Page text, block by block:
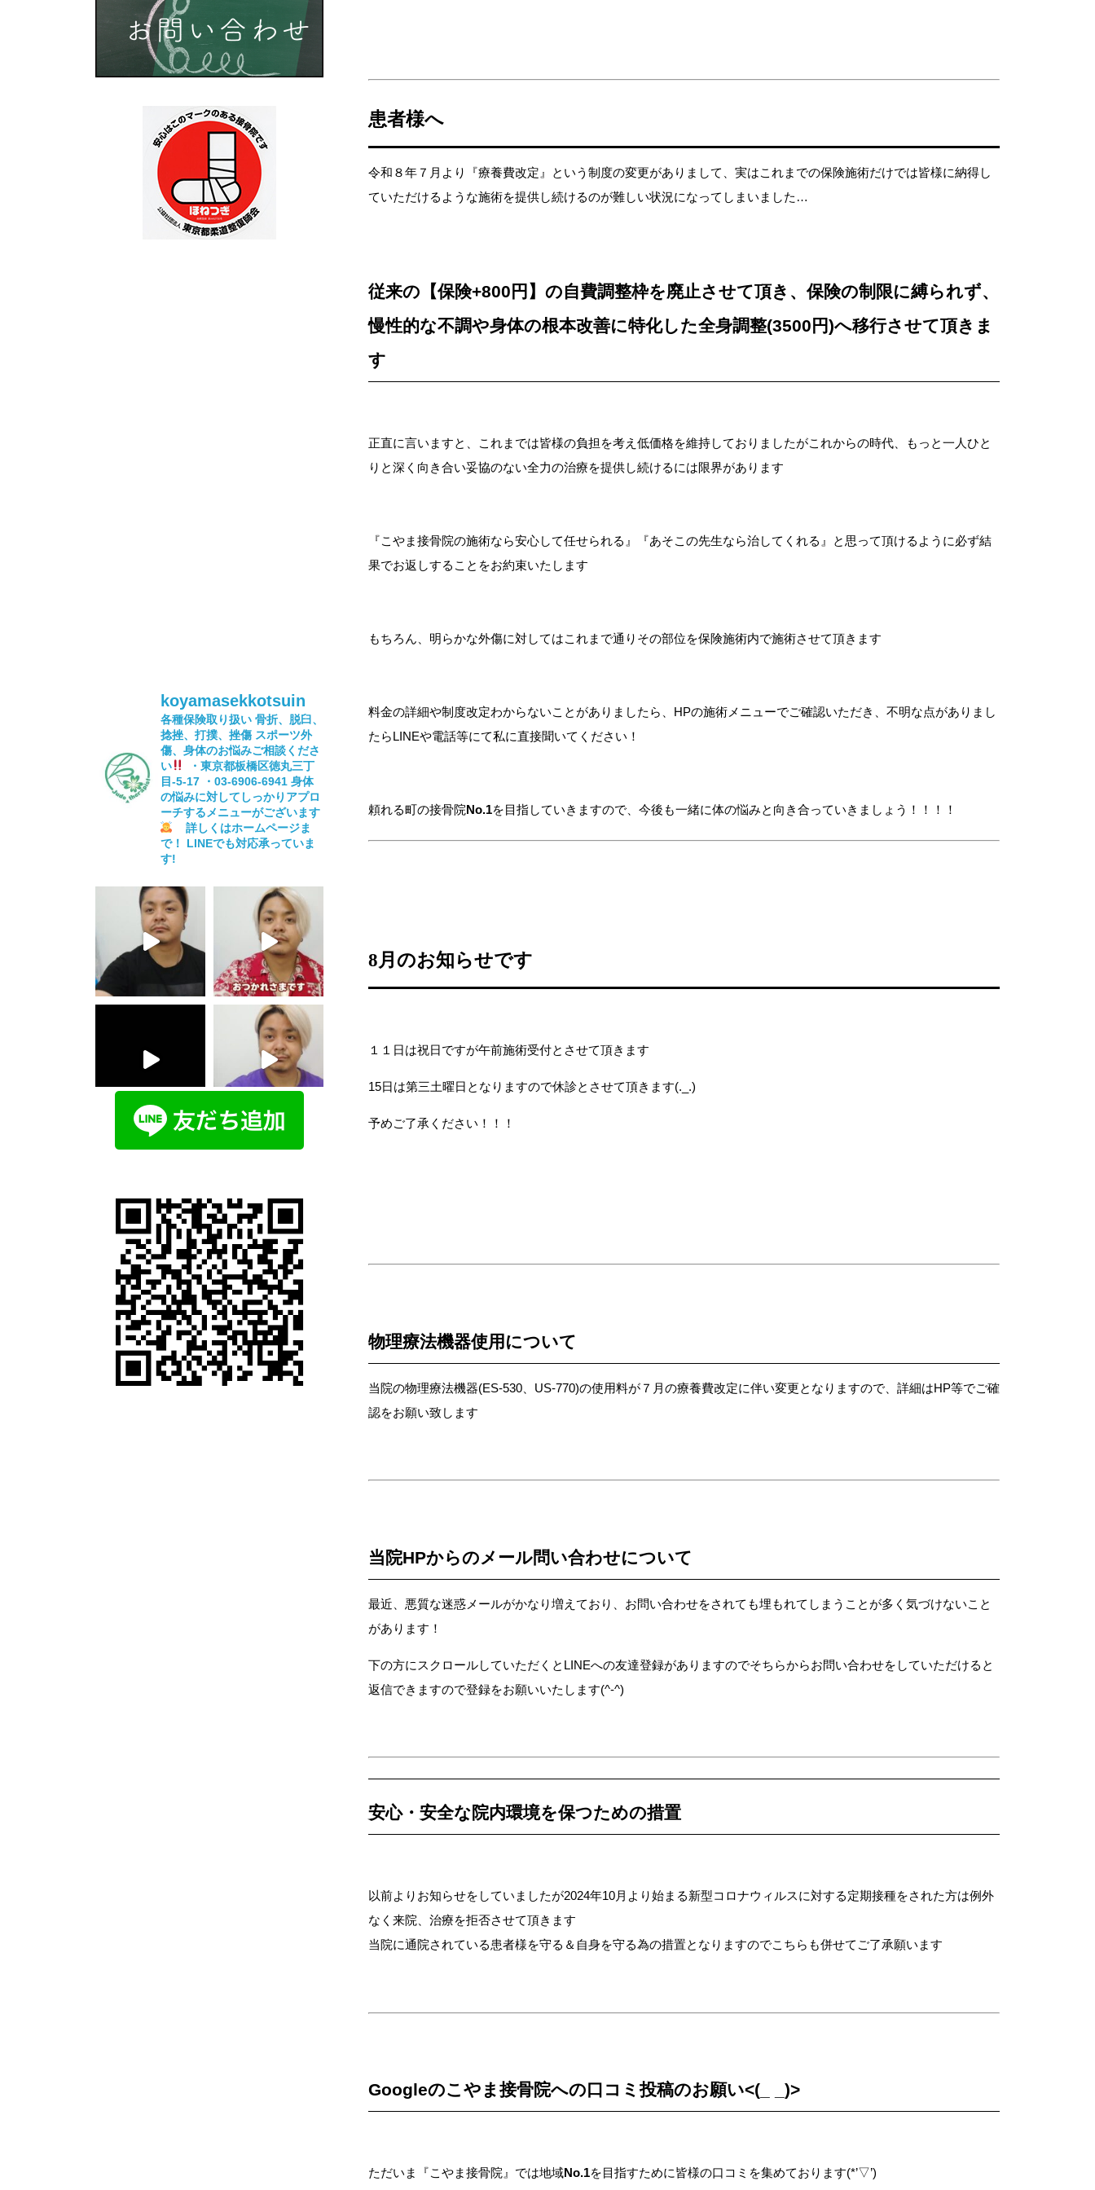
患者様へ
令和８年７月より『療養費改定』という制度の変更がありまして、実はこれまでの保険施術だけでは皆様に納得し
ていただけるような施術を提供し続けるのが難しい状況になってしまいました…
従来の【保険+800円】の自費調整枠を廃止させて頂き、保険の制限に縛られず、
慢性的な不調や身体の根本改善に特化した全身調整(3500円)へ移行させて頂きま
す
正直に言いますと、これまでは皆様の負担を考え低価格を維持しておりましたがこれからの時代、もっと一人ひと
りと深く向き合い妥協のない全力の治療を提供し続けるには限界があります
『こやま接骨院の施術なら安心して任せられる』『あそこの先生なら治してくれる』と思って頂けるように必ず結
果でお返しすることをお約束いたします
もちろん、明らかな外傷に対してはこれまで通りその部位を保険施術内で施術させて頂きます
料金の詳細や制度改定わからないことがありましたら、HPの施術メニューでご確認いただき、不明な点がありまし
たらLINEや電話等にて私に直接聞いてください！
頼れる町の接骨院No.1を目指していきますので、今後も一緒に体の悩みと向き合っていきましょう！！！！
8月のお知らせです
１１日は祝日ですが午前施術受付とさせて頂きます
15日は第三土曜日となりますので休診とさせて頂きます(._.)
予めご了承ください！！！
物理療法機器使用について
当院の物理療法機器(ES-530、US-770)の使用料が７月の療養費改定に伴い変更となりますので、詳細はHP等でご確
認をお願い致します
当院HPからのメール問い合わせについて
最近、悪質な迷惑メールがかなり増えており、お問い合わせをされても埋もれてしまうことが多く気づけないこと
があります！
下の方にスクロールしていただくとLINEへの友達登録がありますのでそちらからお問い合わせをしていただけると
返信できますので登録をお願いいたします(^-^)
安心・安全な院内環境を保つための措置
以前よりお知らせをしていましたが2024年10月より始まる新型コロナウィルスに対する定期接種をされた方は例外
なく来院、治療を拒否させて頂きます
当院に通院されている患者様を守る＆自身を守る為の措置となりますのでこちらも併せてご了承願います
Googleのこやま接骨院への口コミ投稿のお願い<(_ _)>
ただいま『こやま接骨院』では地域No.1を目指すために皆様の口コミを集めております(*’▽’)
koyamasekkotsuin
各種保険取り扱い 骨折、脱臼、
捻挫、打撲、挫傷 スポーツ外
傷、身体のお悩みご相談くださ
い
・東京都板橋区徳丸三丁
目-5-17 ・03-6906-6941 身体
の悩みに対してしっかりアプロ
ーチするメニューがございます
詳しくはホームページま
で！
LINEでも対応承っていま
す!